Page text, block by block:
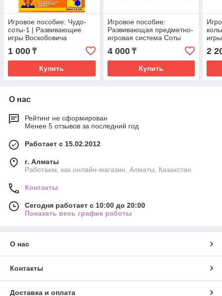
Игровое пособие: Чудо-
соты-1 | Развивающие
игры Воскобовича
1 000 ₸
Купить
Игровое пособие:
Развивающая предметно-
игровая система Соты
Кайе | Корвет
4 000₸
Купить
2
О нас
Рейтинг не сформирован
Менее 5 отзывов за последний год
Работает с 15.02.2012
г. Алматы
Работаем, как онлайн-магазин, Алматы, Казахстан
Контакты
Сегодня работает с 10:00 до 20:00
Показать весь график работы
О нас
Контакты
Доставка и оплата